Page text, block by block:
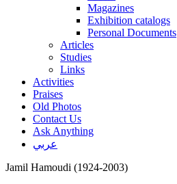
Magazines
Exhibition catalogs
Personal Documents
Articles
Studies
Links
Activities
Praises
Old Photos
Contact Us
Ask Anything
عربي
Jamil Hamoudi (1924-2003)